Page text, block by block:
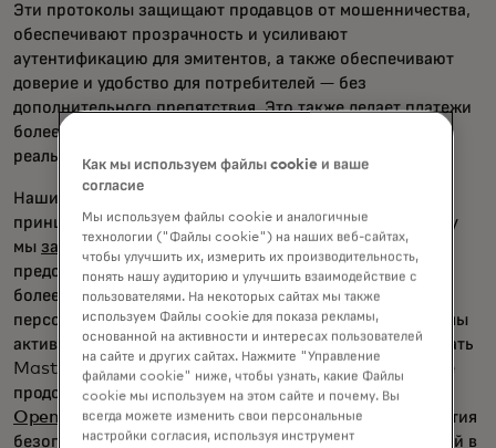
Эти протоколы защищают продавцов от мошенничества,
обеспечивают прозрачность и усиливают
аутентификацию для эмитентов, а также обеспечивают
доверие и удобство для потребителей — без
дополнительного препятствия. Это также делает платежи
более персональными, с индивидуальным опытом в
реальном времени для каждого пользователя.
Наши собственные инструменты основаны на тех же
принципах доверия и ответственности. В прошлом году
мы запустили Mastercard Agent Pay, чтобы
предоставлять потребителям, продавцам и эмитентам
более интеллектуальные, безопасные и
персонализированные платежные решения, и теперь мы
активно сотрудничаем с Microsoft, чтобы интегрировать
Mastercard Agent Pay в
Copilot Checkout. Мы также
продолжаем сотрудничать с такими лидерами, как
OpenAI
, Cloudflare иPayPal,для дальнейшего развития
безопасных и ориентированных на намерения решений в
Как мы используем файлы cookie и ваше
согласие
Мы используем файлы cookie и аналогичные
технологии ("Файлы cookie") на наших веб-сайтах,
чтобы улучшить их, измерить их производительность,
понять нашу аудиторию и улучшить взаимодействие с
пользователями. На некоторых сайтах мы также
используем Файлы cookie для показа рекламы,
основанной на активности и интересах пользователей
на сайте и других сайтах. Нажмите "Управление
файлами cookie" ниже, чтобы узнать, какие Файлы
cookie мы используем на этом сайте и почему. Вы
всегда можете изменить свои персональные
настройки согласия, используя инструмент